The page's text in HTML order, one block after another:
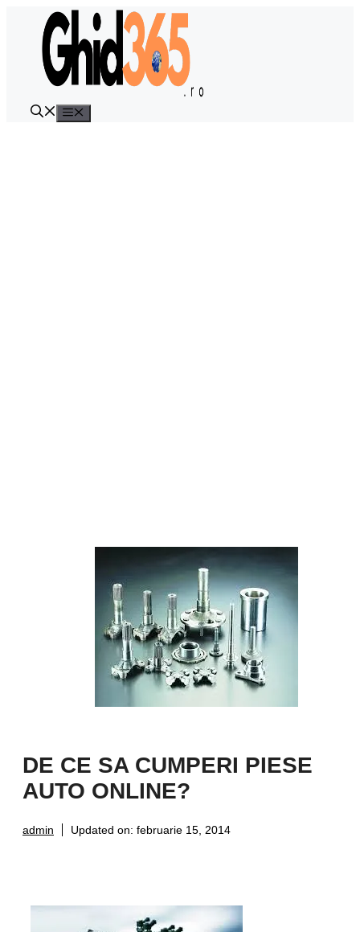
conținut
DE CE SA CUMPERI PIESE
AUTO ONLINE?
admin Updated on: februarie 15, 2014